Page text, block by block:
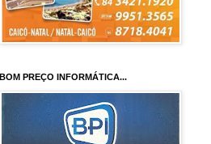
BOM PREÇO INFORMÁTICA...